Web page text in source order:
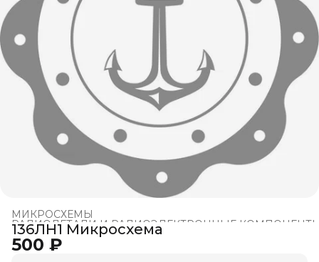
МИКРОСХЕМЫ
РАДИОДЕТАЛИ И РАДИОЭЛЕКТРОННЫЕ
Главная
136ЛН1 Микросхема
500 ₽